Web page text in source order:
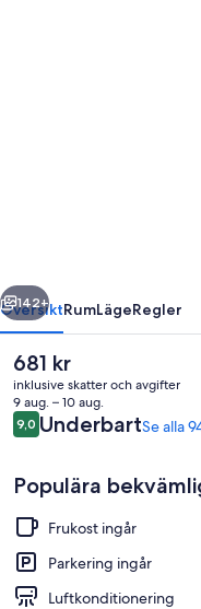
Nästa
142+
ÖversiktRumLägeRegler
Det
nuvarande
priset
är
681 kr
681 kr
inklusive skatter och avgifter
9 aug. – 10 aug.
Recensioner
9,09,0 av 10,
UnderbartSe alla
Populära
Frukost ingår
Parkering ingår
Luftkonditionering